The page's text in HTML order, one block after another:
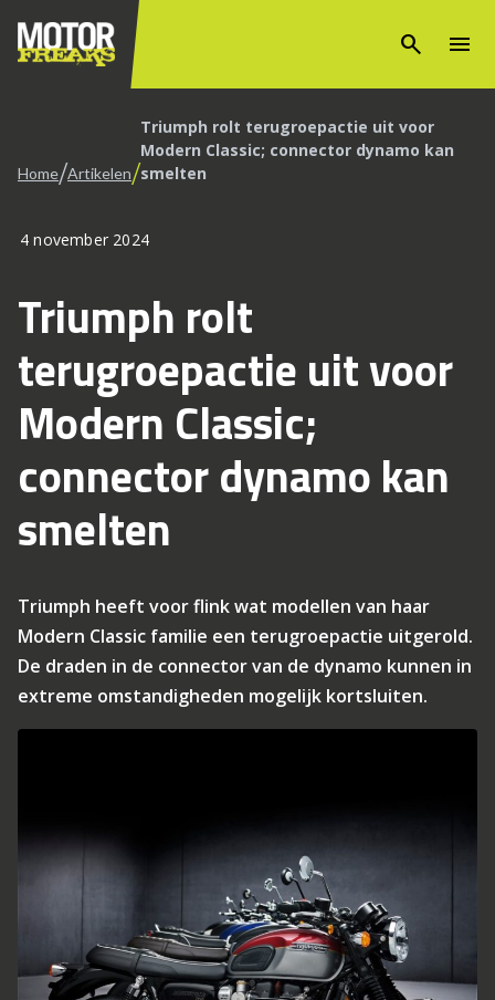
search menu
Home/Artikelen/
Triumph rolt terugroepactie uit voor
Modern Classic; connector dynamo kan
smelten
4 november 2024
Triumph rolt
terugroepactie uit voor
Modern Classic;
connector dynamo kan
smelten
Triumph heeft voor flink wat modellen van haar
Modern Classic familie een terugroepactie uitgerold.
De draden in de connector van de dynamo kunnen in
extreme omstandigheden mogelijk kortsluiten.